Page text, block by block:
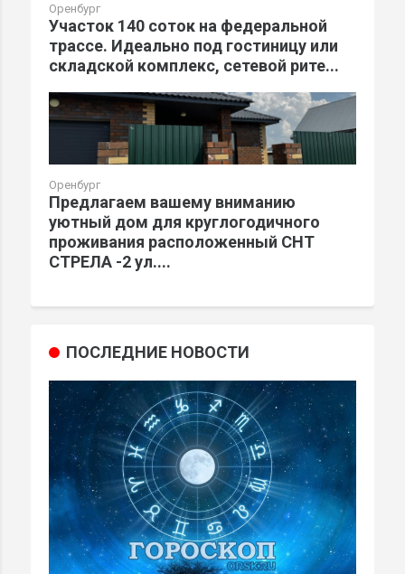
Оренбург
Участок 140 соток на федеральной
трассе. Идеально под гостиницу или
складской комплекс, сетевой рите...
Оренбург
Предлагаем вашему вниманию
уютный дом для круглогодичного
проживания расположенный СНТ
СТРЕЛА -2 ул....
ПОСЛЕДНИЕ НОВОСТИ